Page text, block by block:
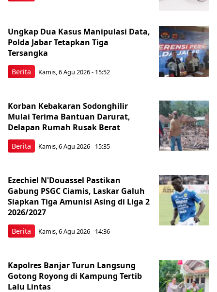
Berita
Ungkap Dua Kasus Manipulasi Data,
Polda Jabar Tetapkan Tiga
Tersangka
Kamis, 6 Agu 2026 - 15:52
Berita
Korban Kebakaran Sodonghilir
Mulai Terima Bantuan Darurat,
Delapan Rumah Rusak Berat
Kamis, 6 Agu 2026 - 15:35
Berita
Ezechiel N'Douassel Pastikan
Gabung PSGC Ciamis, Laskar Galuh
Siapkan Tiga Amunisi Asing di Liga 2
2026/2027
Kamis, 6 Agu 2026 - 14:36
Kapolres Banjar Turun Langsung
Gotong Royong di Kampung Tertib
Lalu Lintas